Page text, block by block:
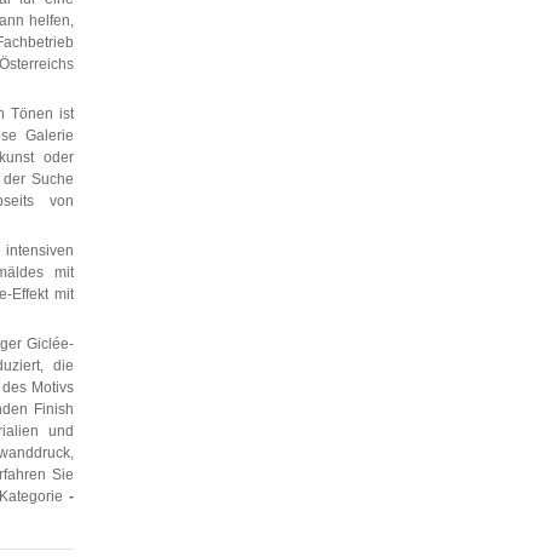
helfen,
Tönen ist
Galerie
oder
Suche
von
mit
Effekt mit
Giclée-
die
Motivs
Finish
und
Sie
-